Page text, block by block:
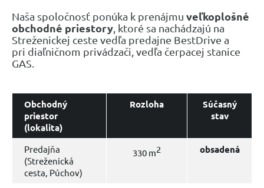
Naša spoločnosť ponúka k prenájmu veľkoplošné
obchodné priestory , ktoré sa nachádzajú na
Streženickej ceste vedľa predajne BestDrive a
pri diaľničnom privádzači, vedľa čerpacej stanice
GAS.
Obchodný
priestor
(lokalita)
Rozloha
Súčasný
stav
Predajňa
(Streženická
cesta, Púchov)
330 m2 obsadená